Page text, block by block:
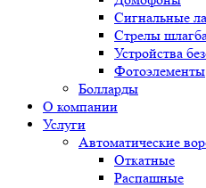
Сигнальные
Стрелы
Устройства
Фотоэлементы
Болларды
О компании
Услуги
Автоматические
Откатные
Распашные